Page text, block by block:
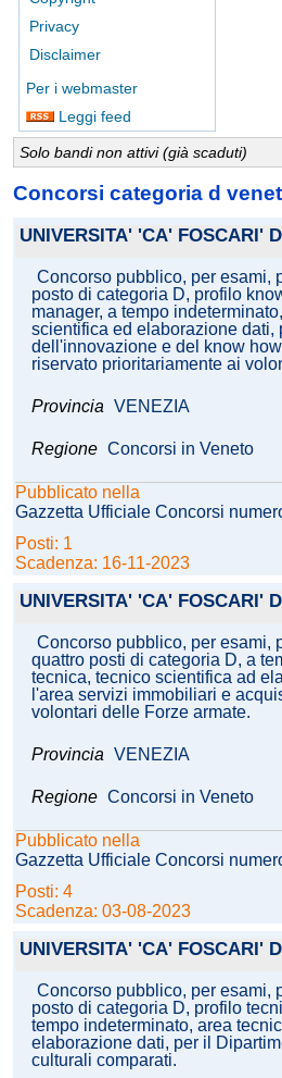
Privacy
Disclaimer
Per i webmaster
Leggi feed
Solo bandi non attivi (già scaduti)
Concorsi categoria d
UNIVERSITA' 'CA' FOSCARI'
Concorso pubblico, per esami,
posto di categoria D, profilo
manager, a tempo
scientifica ed elaborazione dati,
dell'innovazione e del know
riservato prioritariamente ai
Provincia VENEZIA
Regione Concorsi in Veneto
Pubblicato nella
Gazzetta Ufficiale Concorsi
Posti: 1
Scadenza: 16-11-2023
UNIVERSITA' 'CA' FOSCARI'
Concorso pubblico, per esami,
quattro posti di categoria D, a
tecnica, tecnico scientifica ad
l'area servizi immobiliari e
volontari delle Forze armate.
Provincia VENEZIA
Regione Concorsi in Veneto
Pubblicato nella
Gazzetta Ufficiale Concorsi
Posti: 4
Scadenza: 03-08-2023
UNIVERSITA' 'CA' FOSCARI'
Concorso pubblico, per esami,
posto di categoria D, profilo
tempo indeterminato, area
elaborazione dati, per il
culturali comparati.